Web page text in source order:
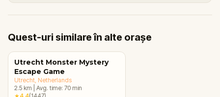
Quest-uri similare în alte orașe
Utrecht Monster Mystery
Escape Game
Utrecht , Netherlands
2.5 km Avg. time: 70 min